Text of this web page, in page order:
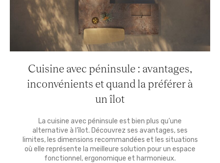
Cuisine avec péninsule : avantages,
inconvénients et quand la préférer à
un îlot
La cuisine avec péninsule est bien plus qu’une
alternative à l’îlot. Découvrez ses avantages, ses
limites, les dimensions recommandées et les situations
où elle représente la meilleure solution pour un espace
fonctionnel, ergonomique et harmonieux.